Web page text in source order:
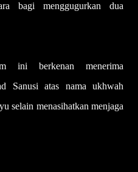
bagi menggugurkan dua
ini berkenan menerima
Sanusi atas nama ukhwah
selain menasihatkan menjaga